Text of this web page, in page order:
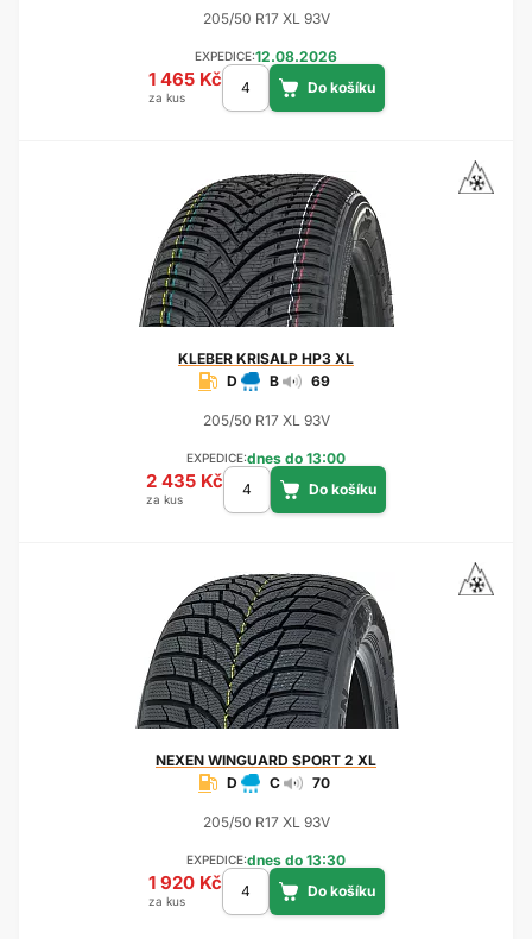
205/50 R17 XL 93V
EXPEDICE:12.08.2026
1 465 Kč
za kus
KLEBER KRISALP HP3 XL
D
B 69
205/50 R17 XL 93V
EXPEDICE:dnes do 13:00
2 435 Kč
za kus
NEXEN WINGUARD SPORT 2 XL
D
C 70
205/50 R17 XL 93V
EXPEDICE:dnes do 13:30
1 920 Kč
za kus